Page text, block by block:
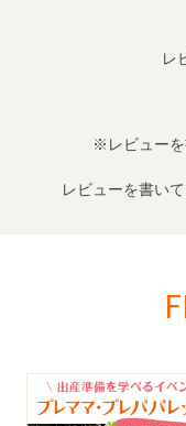
レ
※レビュー
レビューを書い